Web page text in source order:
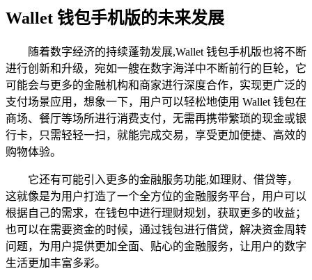
Wallet 钱包手机版的未来发展
随着数字经济的持续蓬勃发展,Wallet 钱包手机版也将不断
进行创新和升级，宛如一艘在数字海洋中不断前行的巨轮，它
可能会与更多的金融机构和商家进行深度合作，实现更广泛的
支付场景应用，想象一下，用户可以轻松地使用 Wallet 钱包在
商场、餐厅等场所进行消费支付，无需再携带繁琐的现金或银
行卡，只需轻轻一扫，就能完成交易，享受更加便捷、高效的
购物体验。
它还有可能引入更多的金融服务功能,如理财、借贷等，
这就像是为用户打造了一个全方位的金融服务平台，用户可以
根据自己的需求，在钱包中进行理财规划，获取更多的收益；
也可以在需要资金的时候，通过钱包进行借贷，解决资金周转
问题，为用户提供更加全面、贴心的金融服务，让用户的数字
生活更加丰富多彩。